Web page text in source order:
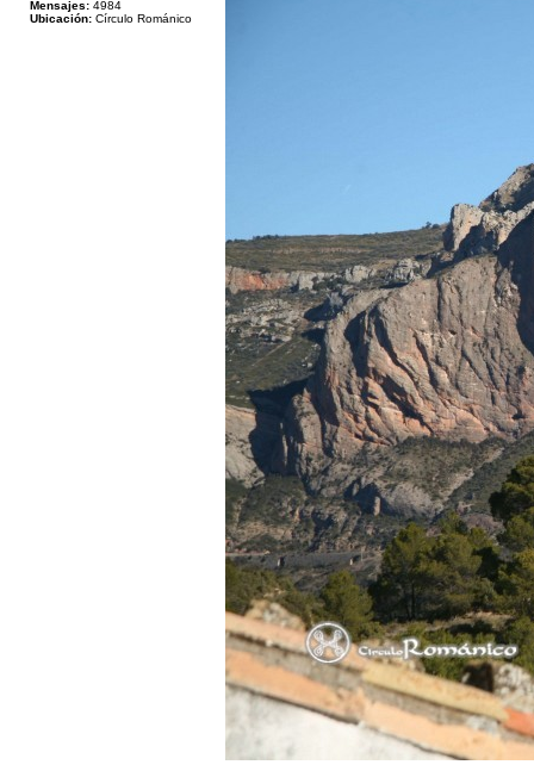
Mensajes: 4984
Ubicación: Círculo Románico